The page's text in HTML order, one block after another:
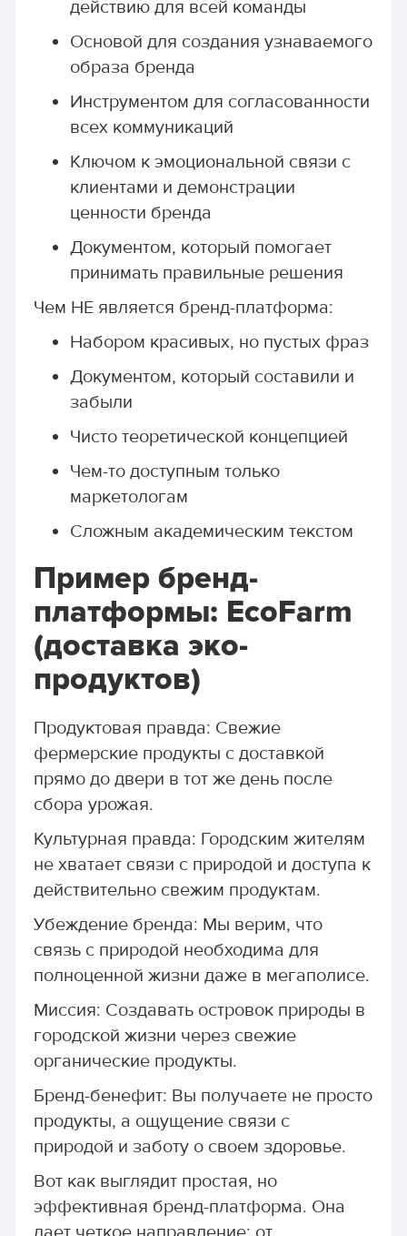
действию для всей команды
Основой для создания узнаваемого
образа бренда
Инструментом для согласованности
всех коммуникаций
Ключом к эмоциональной связи с
клиентами и демонстрации
ценности бренда
Документом, который помогает
принимать правильные решения
Чем НЕ является бренд-платформа:
Набором красивых, но пустых фраз
Документом, который составили и
забыли
Чисто теоретической концепцией
Чем-то доступным только
маркетологам
Сложным академическим текстом
Пример бренд-
платформы: EcoFarm
(доставка эко-
продуктов)
Продуктовая правда: Свежие
фермерские продукты с доставкой
прямо до двери в тот же день после
сбора урожая.
Культурная правда: Городским жителям
не хватает связи с природой и доступа к
действительно свежим продуктам.
Убеждение бренда: Мы верим, что
связь с природой необходима для
полноценной жизни даже в мегаполисе.
Миссия: Создавать островок природы в
городской жизни через свежие
органические продукты.
Бренд-бенефит: Вы получаете не просто
продукты, а ощущение связи с
природой и заботу о своем здоровье.
Вот как выглядит простая, но
эффективная бренд-платформа. Она